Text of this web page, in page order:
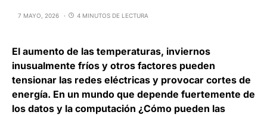
7 MAYO, 2026 4 MINUTOS DE LECTURA
El aumento de las temperaturas, inviernos
inusualmente fríos y otros factores pueden
tensionar las redes eléctricas y provocar cortes de
energía. En un mundo que depende fuertemente de
los datos y la computación ¿Cómo pueden las